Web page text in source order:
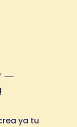
ya tu